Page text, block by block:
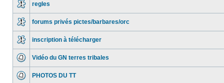
regles
forums privés pictes/barbares/orc
inscription à télécharger
Vidéo du GN terres tribales
PHOTOS DU TT